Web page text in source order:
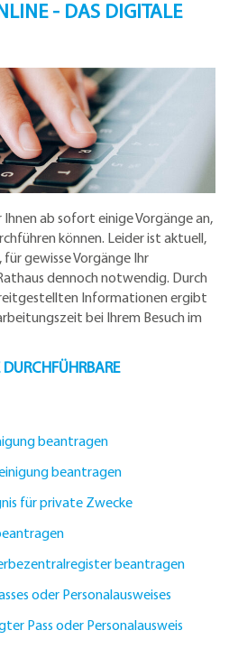
- DAS DIGITALE
ab sofort einige Vorgänge an,
können. Leider ist aktuell,
gewisse Vorgänge Ihr
dennoch notwendig. Durch
Informationen ergibt
bei Ihrem Besuch im
beantragen
beantragen
für private Zwecke
beantragen
oder Personalausweises
Pass oder Personalausweis